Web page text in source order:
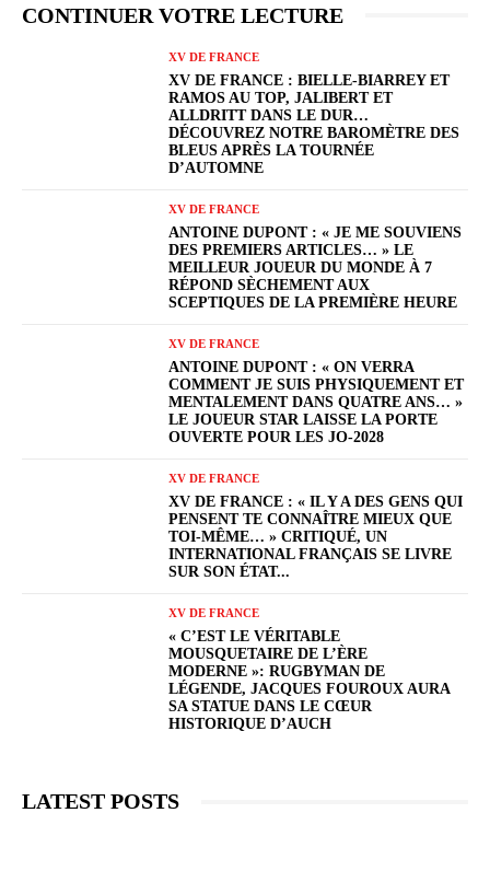
CONTINUER VOTRE LECTURE
XV DE FRANCE
XV DE FRANCE : BIELLE-BIARREY ET
RAMOS AU TOP, JALIBERT ET
ALLDRITT DANS LE DUR…
DÉCOUVREZ NOTRE BAROMÈTRE DES
BLEUS APRÈS LA TOURNÉE
D’AUTOMNE
XV DE FRANCE
ANTOINE DUPONT : « JE ME SOUVIENS
DES PREMIERS ARTICLES… » LE
MEILLEUR JOUEUR DU MONDE À 7
RÉPOND SÈCHEMENT AUX
SCEPTIQUES DE LA PREMIÈRE HEURE
XV DE FRANCE
ANTOINE DUPONT : « ON VERRA
COMMENT JE SUIS PHYSIQUEMENT ET
MENTALEMENT DANS QUATRE ANS… »
LE JOUEUR STAR LAISSE LA PORTE
OUVERTE POUR LES JO-2028
XV DE FRANCE
XV DE FRANCE : « IL Y A DES GENS QUI
PENSENT TE CONNAÎTRE MIEUX QUE
TOI-MÊME… » CRITIQUÉ, UN
INTERNATIONAL FRANÇAIS SE LIVRE
SUR SON ÉTAT...
XV DE FRANCE
« C’EST LE VÉRITABLE
MOUSQUETAIRE DE L’ÈRE
MODERNE »: RUGBYMAN DE
LÉGENDE, JACQUES FOUROUX AURA
SA STATUE DANS LE CŒUR
HISTORIQUE D’AUCH
LATEST POSTS